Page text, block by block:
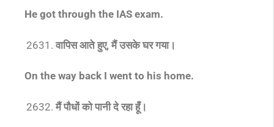
He got through the IAS exam.
वापिस आते हुए, मैं उसके घर गया।
On the way back I went to his home.
मैं पौधों को पानी दे रहा हूँ।